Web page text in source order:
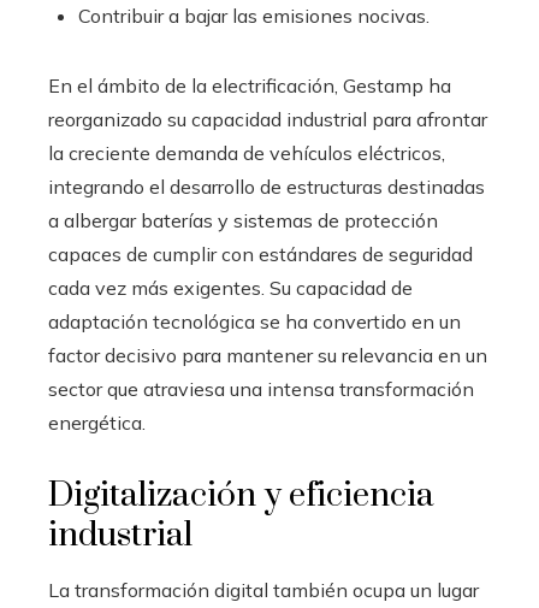
Contribuir a bajar las emisiones nocivas.
En el ámbito de la electrificación, Gestamp ha
reorganizado su capacidad industrial para afrontar
la creciente demanda de vehículos eléctricos,
integrando el desarrollo de estructuras destinadas
a albergar baterías y sistemas de protección
capaces de cumplir con estándares de seguridad
cada vez más exigentes. Su capacidad de
adaptación tecnológica se ha convertido en un
factor decisivo para mantener su relevancia en un
sector que atraviesa una intensa transformación
energética.
Digitalización y eficiencia
industrial
La transformación digital también ocupa un lugar